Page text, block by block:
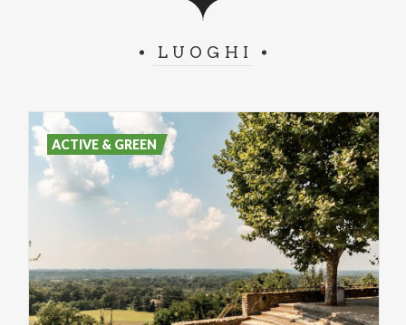
LUOGHI
ACTIVE & GREEN